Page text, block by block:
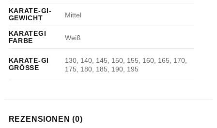
KARATE-GI-
GEWICHT
Mittel
KARATEGI
FARBE
Weiß
KARATE-GI
GRÖSSE
130, 140, 145, 150, 155, 160, 165, 170,
175, 180, 185, 190, 195
REZENSIONEN (0)